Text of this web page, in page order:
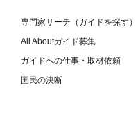
専門家サーチ（ガイドを探す）
All Aboutガイド募集
ガイドへの仕事・取材依頼
国民の決断